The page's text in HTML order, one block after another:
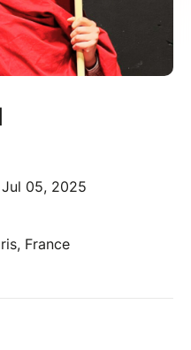
05, 2025
France